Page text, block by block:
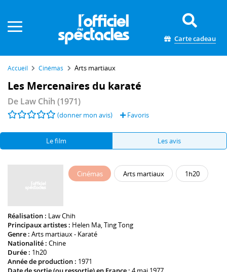
Carte cadeau
Accueil Cinémas Arts martiaux
Les Mercenaires du karaté
De Law Chih (1971)
(donner mon avis) Favoris
Le film Les avis
Cinémas Arts martiaux 1h20
Réalisation : Law Chih
Principaux artistes : Helen Ma,Ting Tong
Genre : Arts martiaux - Karaté
Nationalité : Chine
Durée : 1h20
Année de production : 1971